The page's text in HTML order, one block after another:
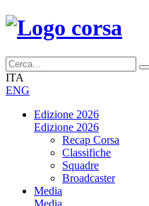
ITA
ENG
Edizione 2026
Edizione 2026
Recap Corsa
Classifiche
Squadre
Broadcaster
Media
Media